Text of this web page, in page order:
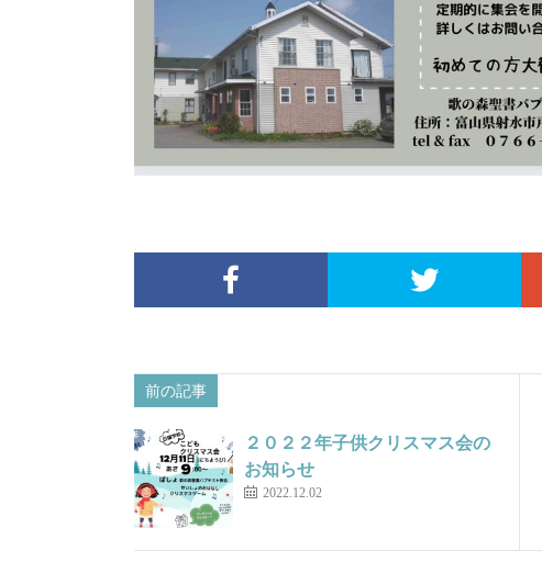
前の記事
２０２２年子供クリスマス会の
お知らせ
2022.12.02